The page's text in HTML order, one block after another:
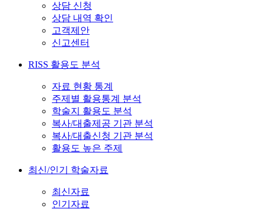
상담 신청
상담 내역 확인
고객제안
신고센터
RISS 활용도 분석
자료 현황 통계
주제별 활용통계 분석
학술지 활용도 분석
복사/대출제공 기관 분석
복사/대출신청 기관 분석
활용도 높은 주제
최신/인기 학술자료
최신자료
인기자료